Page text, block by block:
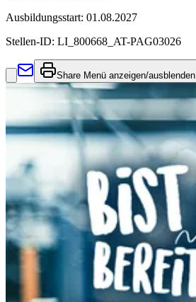
Ausbildungsstart: 01.08.2027
Stellen-ID: LI_800668_AT-PAG03026
Share Menü anzeigen/ausblenden